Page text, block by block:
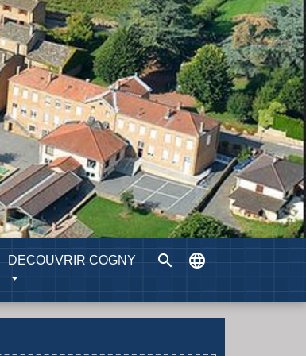
DECOUVRIR COGNY search language